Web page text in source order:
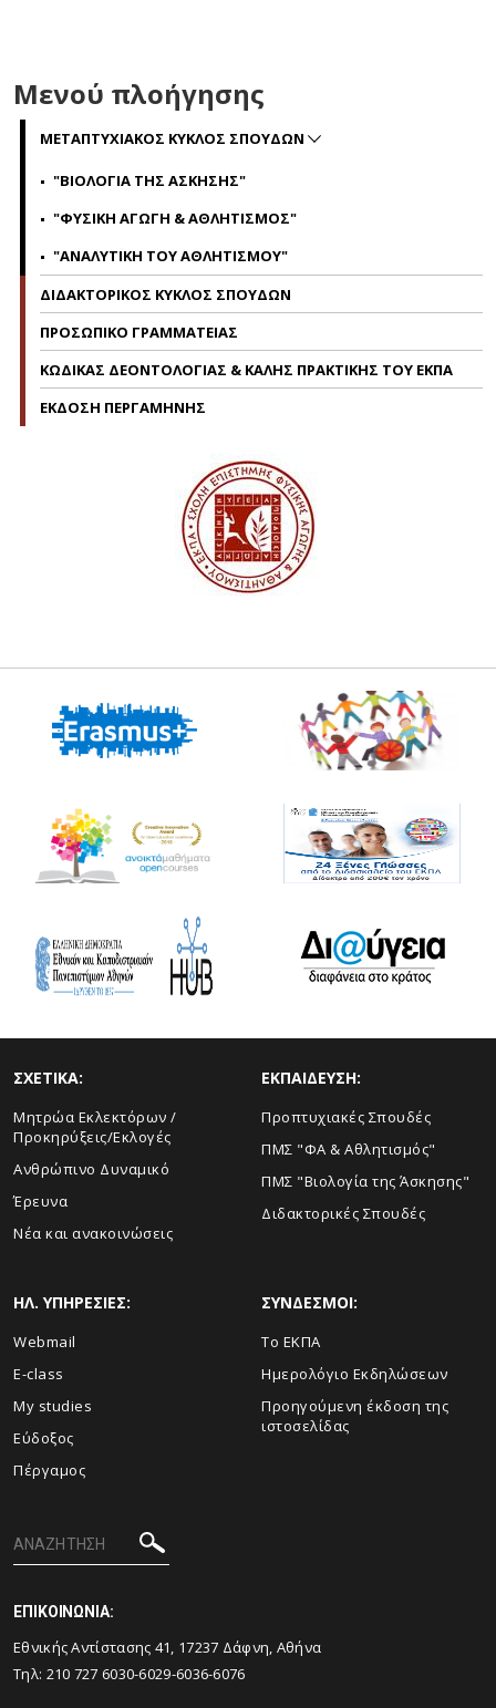
Μενού πλοήγησης
ΜΕΤΑΠΤΥΧΙΑΚΟΣ ΚΥΚΛΟΣ ΣΠΟΥΔΩΝ
"ΒΙΟΛΟΓΙΑ ΤΗΣ ΑΣΚΗΣΗΣ"
"ΦΥΣΙΚΗ ΑΓΩΓΗ & ΑΘΛΗΤΙΣΜΟΣ"
"ΑΝΑΛΥΤΙΚΗ ΤΟΥ ΑΘΛΗΤΙΣΜΟΥ"
ΔΙΔΑΚΤΟΡΙΚΟΣ ΚΥΚΛΟΣ ΣΠΟΥΔΩΝ
ΠΡΟΣΩΠΙΚΟ ΓΡΑΜΜΑΤΕΙΑΣ
ΚΩΔΙΚΑΣ ΔΕΟΝΤΟΛΟΓΙΑΣ & ΚΑΛΗΣ ΠΡΑΚΤΙΚΗΣ ΤΟΥ ΕΚΠΑ
ΕΚΔΟΣΗ ΠΕΡΓΑΜΗΝΗΣ
ΣΧΕΤΙΚΑ:
Μητρώα Εκλεκτόρων /
Προκηρύξεις/Εκλογές
Ανθρώπινο Δυναμικό
Έρευνα
Νέα και ανακοινώσεις
ΕΚΠΑΙΔΕΥΣΗ:
Προπτυχιακές Σπουδές
ΠΜΣ "ΦΑ & Αθλητισμός"
ΠΜΣ "Βιολογία της Άσκησης"
Διδακτορικές Σπουδές
ΗΛ. ΥΠΗΡΕΣΙΕΣ:
Webmail
E-class
My studies
Εύδοξος
Πέργαμος
ΣΥΝΔΕΣΜΟΙ:
Το ΕΚΠΑ
Ημερολόγιο Εκδηλώσεων
Προηγούμενη έκδοση της
ιστοσελίδας
ΕΠΙΚΟΙΝΩΝΙΑ:
Εθνικής Αντίστασης 41, 17237 Δάφνη, Αθήνα
Τηλ: 210 727 6030-6029-6036-6076